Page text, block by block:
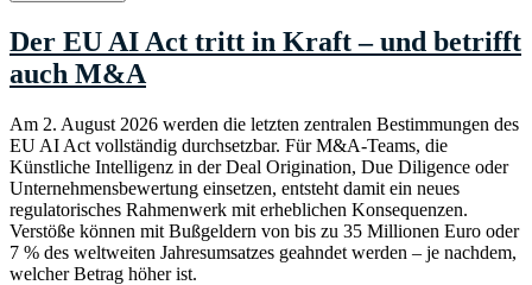
Der EU AI Act tritt in Kraft – und betrifft
auch M&A
Am 2. August 2026 werden die letzten zentralen Bestimmungen des
EU AI Act vollständig durchsetzbar. Für M&A-Teams, die
Künstliche Intelligenz in der Deal Origination, Due Diligence oder
Unternehmensbewertung einsetzen, entsteht damit ein neues
regulatorisches Rahmenwerk mit erheblichen Konsequenzen.
Verstöße können mit Bußgeldern von bis zu 35 Millionen Euro oder
7 % des weltweiten Jahresumsatzes geahndet werden – je nachdem,
welcher Betrag höher ist.